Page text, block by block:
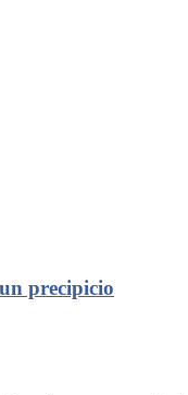
precipicio